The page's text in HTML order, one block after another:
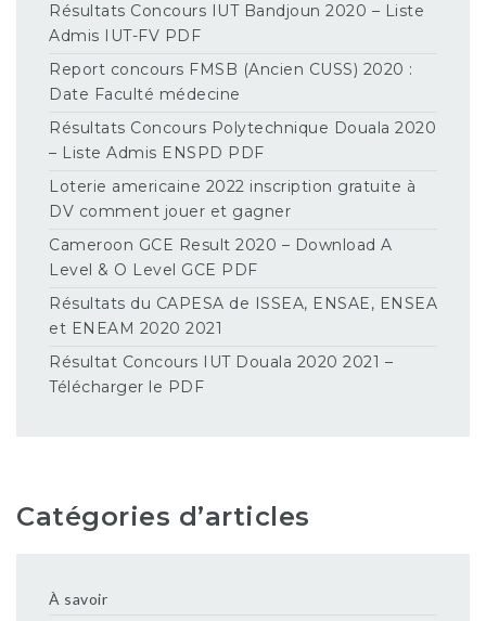
Résultats Concours IUT Bandjoun 2020 – Liste
Admis IUT-FV PDF
Report concours FMSB (Ancien CUSS) 2020 :
Date Faculté médecine
Résultats Concours Polytechnique Douala 2020
– Liste Admis ENSPD PDF
Loterie americaine 2022 inscription gratuite à
DV comment jouer et gagner
Cameroon GCE Result 2020 – Download A
Level & O Level GCE PDF
Résultats du CAPESA de ISSEA, ENSAE, ENSEA
et ENEAM 2020 2021
Résultat Concours IUT Douala 2020 2021 –
Télécharger le PDF
Catégories d’articles
À savoir